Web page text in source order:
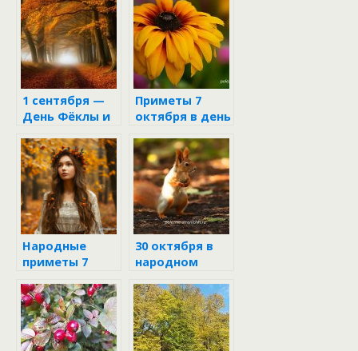
1 сентября —
День Фёклы и
когда осень
открывает
свои тайны
Приметы 7
октября в день
Народные
приметы 7
30 октября в
народном